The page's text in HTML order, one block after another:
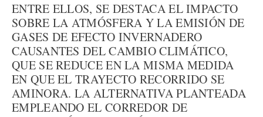
ENTRE ELLOS, SE DESTACA EL IMPACTO
SOBRE LA ATMÓSFERA Y LA EMISIÓN DE
GASES DE EFECTO INVERNADERO
CAUSANTES DEL CAMBIO CLIMÁTICO,
QUE SE REDUCE EN LA MISMA MEDIDA
EN QUE EL TRAYECTO RECORRIDO SE
AMINORA. LA ALTERNATIVA PLANTEADA
EMPLEANDO EL CORREDOR DE